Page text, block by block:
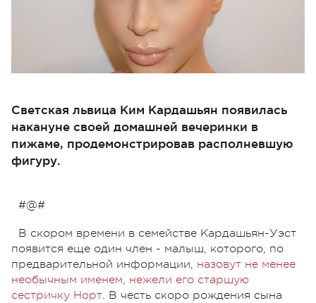
Светская львица Ким Кардашьян появилась
накануне своей домашней вечеринки в
пижаме, продемонстрировав располневшую
фигуру.
#@#
В скором времени в семействе Кардашьян-Уэст
появится еще один член - малыш, которого, по
предварительной информации, назовут не менее
необычным именем, нежели его старшую
сестричку Норт. В честь скоро рождения сына